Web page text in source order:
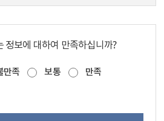
정보에 대하여 만족하십니까?
만족 보통
만족